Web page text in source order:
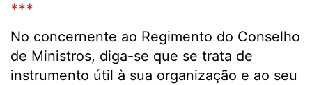
***
No concernente ao Regimento do Conselho
de Ministros, diga-se que se trata de
instrumento útil à sua organização e ao seu